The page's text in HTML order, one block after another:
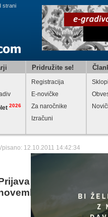
strani
Pridružite se!
2026
Registracija
E-novičke
Za naročnike
Izračuni
Sklopi
12.10.2011 14:42:34
pridelka